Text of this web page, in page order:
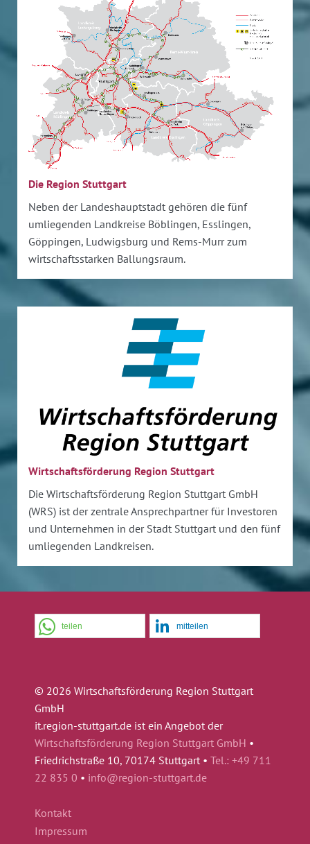
Die Region Stuttgart
Neben der Landeshauptstadt gehören die fünf
umliegenden Landkreise Böblingen, Esslingen,
Göppingen, Ludwigsburg und Rems-Murr zum
wirtschaftsstarken Ballungsraum.
Wirtschaftsförderung Region Stuttgart
Die Wirtschaftsförderung Region Stuttgart GmbH
(WRS) ist der zentrale Ansprechpartner für Investoren
und Unternehmen in der Stadt Stuttgart und den fünf
umliegenden Landkreisen.
teilen mitteilen
© 2026 Wirtschaftsförderung Region Stuttgart
GmbH
it.region-stuttgart.de ist ein Angebot der
Wirtschaftsförderung Region Stuttgart GmbH •
Friedrichstraße 10, 70174 Stuttgart • Tel.: +49 711
22 835 0 • info@region-stuttgart.de
Kontakt
Impressum